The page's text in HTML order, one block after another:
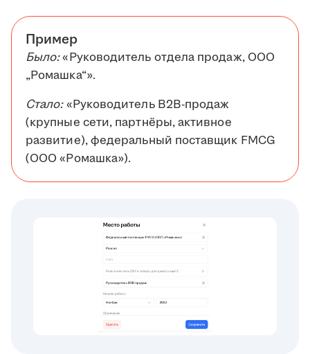
Пример
Было:«Руководитель отдела продаж, ООО
„Ромашка“».
Стало:«Руководитель B2B-продаж
(крупные сети, партнёры, активное
развитие), федеральный поставщик FMCG
(ООО «Ромашка»).